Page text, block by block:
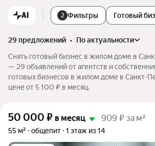
AI 2 Фильтры Готовый
29 предложений •
по актуальности
Снять готовый бизнес в жилом доме в
— 29 объявлений от агентств и
готовых бизнесов в жилом доме в Санкт-
цене от 5 100 ₽ в месяц.
50 000 ₽ в месяц 909 ₽ за м²
55 м² общепит 1 этаж из 14